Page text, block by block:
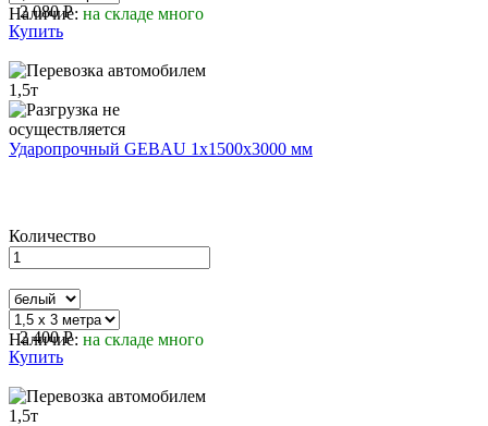
Наличие: на складе много
2 080P
Купить
Ударопрочный GEBAU 1х1500х3000 мм
Количество
Наличие: на складе много
2 400P
Купить